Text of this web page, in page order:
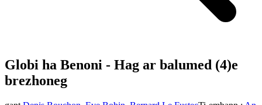
Globi ha Benoni - Hag ar balumed (4)e
brezhoneg